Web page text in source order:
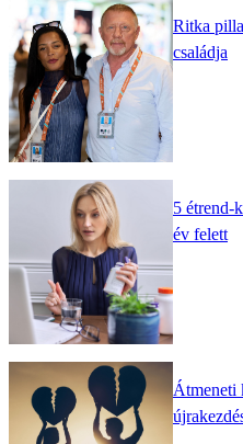
Ritka
családja
5 étrend-
év felett
Átmeneti